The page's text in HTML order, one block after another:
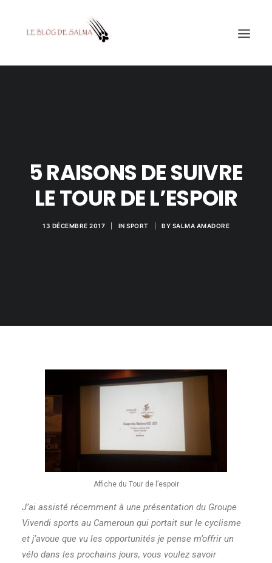
EDUCATION
TESTÉ POUR VOUS
GALERIE
5 RAISONS DE SUIVRE
LE TOUR DE L’ESPOIR
13 DÉCEMBRE 2017 IN SPORT BY SALMA AMADORE
Affiche du Tour de l’espoir
J’ai assisté récemment à une présentation du Groupe
Vivendi sports au Cameroun qui portait sur le cyclisme
et j’avoue que vu les opportunités je pense m’offrir un
vélo dans les prochains jours, vous voulez savoir